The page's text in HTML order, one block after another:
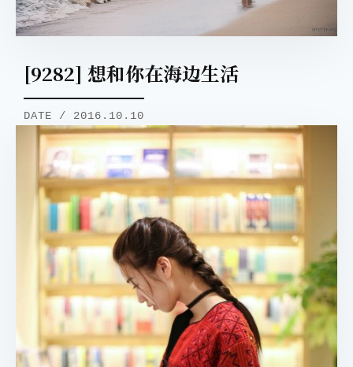
[9282] 想和你在海边生活
DATE / 2016.10.10